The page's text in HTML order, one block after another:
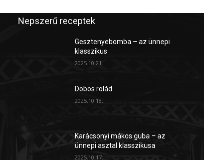
Nepszerű receptek
Gesztenyebomba – az ünnepi
klasszikus
2025.10.21.
Dobos rolád
2025.10.18.
Karácsonyi mákos guba – az
ünnepi asztal klasszikusa
2025.10.17.